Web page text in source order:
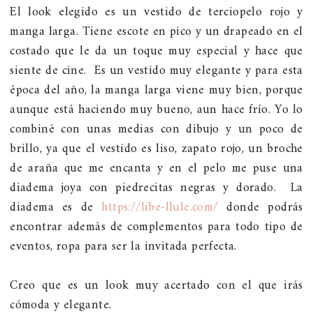
El look elegido es un vestido de terciopelo rojo y
manga larga. Tiene escote en pico y un drapeado en el
costado que le da un toque muy especial y hace que
siente de cine. Es un vestido muy elegante y para esta
época del año, la manga larga viene muy bien, porque
aunque está haciendo muy bueno, aun hace frío. Yo lo
combiné con unas medias con dibujo y un poco de
brillo, ya que el vestido es liso, zapato rojo, un broche
de araña que me encanta y en el pelo me puse una
diadema joya con piedrecitas negras y dorado. La
diadema es dehttps://libe-llule.com/ donde podrás
encontrar además de complementos para todo tipo de
eventos, ropa para ser la invitada perfecta.
Creo que es un look muy acertado con el que irás
cómoda y elegante.